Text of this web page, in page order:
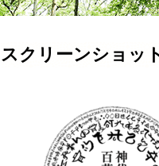
スクリーンショッ